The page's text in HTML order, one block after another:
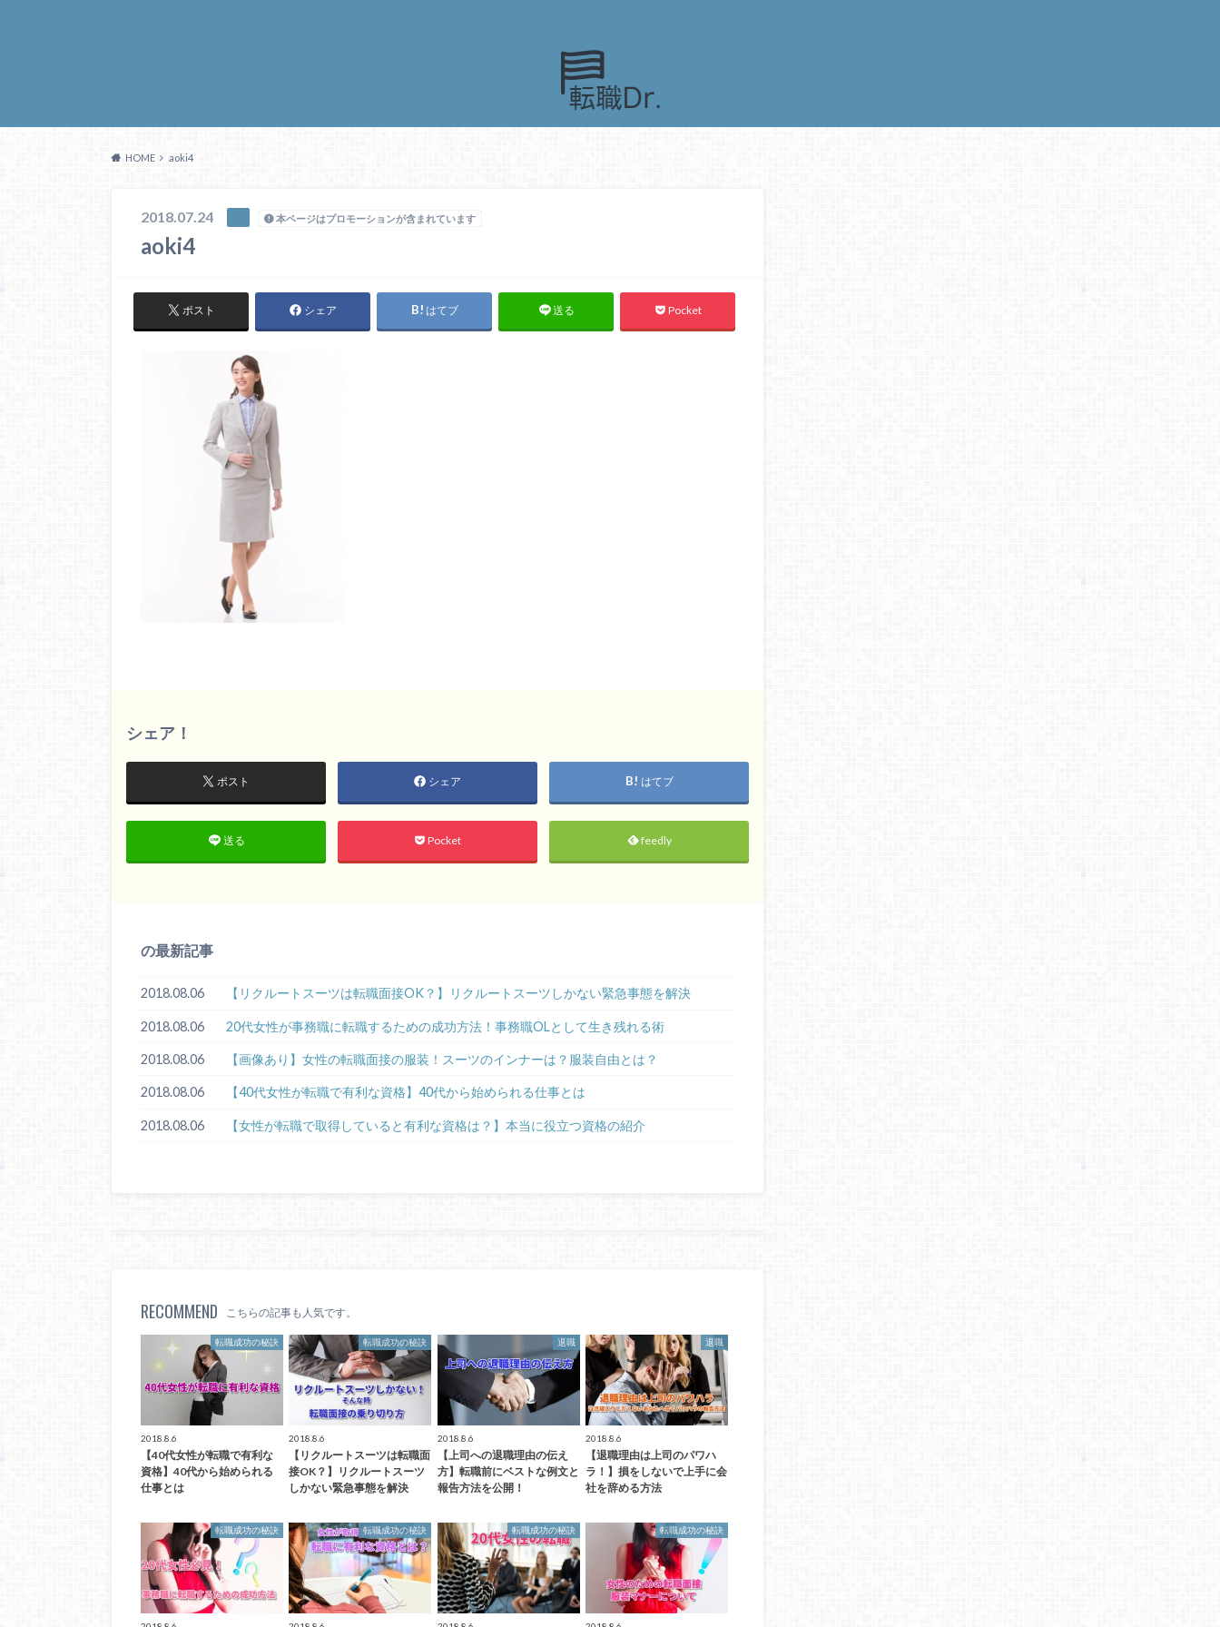
HOME aoki4
2018.07.24 本ページはプロモーションが含まれています
aoki4
ポスト シェア はてブ 送る Pocket
シェア！
ポスト シェア はてブ
送る Pocket feedly
の最新記事
2018.08.06 【リクルートスーツは転職面接OK？】リクルートスーツしかない緊急事態を解決
2018.08.06 20代女性が事務職に転職するための成功方法！事務職OLとして生き残れる術
2018.08.06 【画像あり】女性の転職面接の服装！スーツのインナーは？服装自由とは？
2018.08.06 【40代女性が転職で有利な資格】40代から始められる仕事とは
2018.08.06 【女性が転職で取得していると有利な資格は？】本当に役立つ資格の紹介
RECOMMEND こちらの記事も人気です。
転職成功の秘訣
2018.8.6
【40代女性が転職で有利な
資格】40代から始められる
仕事とは
転職成功の秘訣
2018.8.6
【リクルートスーツは転職面
接OK？】リクルートスーツ
しかない緊急事態を解決
退職
2018.8.6
【上司への退職理由の伝え
方】転職前にベストな例文と
報告方法を公開！
退職
2018.8.6
【退職理由は上司のパワハ
ラ！】損をしないで上手に会
社を辞める方法
転職成功の秘訣 転職成功の秘訣 転職成功の秘訣 転職成功の秘訣